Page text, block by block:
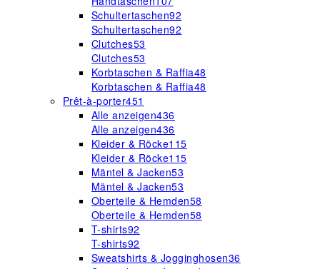
Schultertaschen92
Schultertaschen92
Clutches53
Clutches53
Korbtaschen & Raffia48
Korbtaschen & Raffia48
Prêt-à-porter451
Alle anzeigen436
Alle anzeigen436
Kleider & Röcke115
Kleider & Röcke115
Mäntel & Jacken53
Mäntel & Jacken53
Oberteile & Hemden58
Oberteile & Hemden58
T-shirts92
T-shirts92
Sweatshirts & Jogginghosen36